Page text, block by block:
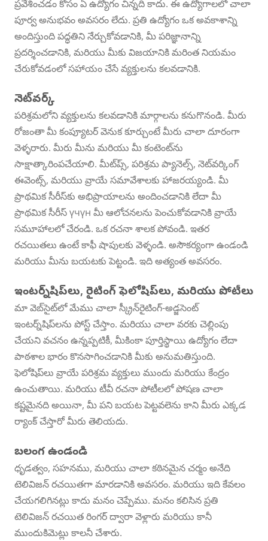
ప్రవేశించడం కోసం ఏ ఉద్యోగం చిన్నది కాదు. ఈ ఉద్యోగాలలో చాలా
పూర్వ అనుభవం అవసరం లేదు. ప్రతి ఉద్యోగం ఒక అవకాశాన్ని
అందిస్తుంది పద్ధతిని నేర్చుకోవడానికి, మీ పరిజ్ఞానాన్ని
ప్రదర్శించడానికి, మరియు మీకు విజయానికి మరింత నియమం
చేరుకోవడంలో సహాయం చేసే వ్యక్తులను కలవడానికి.
నెట్‌వర్క్
పరిశ్రమలోని వ్యక్తులను కలవడానికి మార్గాలను కనుగొనండి. మీరు
రోజంతా మీ కంప్యూటర్ వెనుక కూర్చుంటే మీరు చాలా దూరంగా
వెళ్ళరారు. మీరు మీను మరియు మీ కంటెంట్‌ను
సాక్షాత్కారింపచేయాలి. మీట్‌ప్స్, పరిశ్రమ ప్యానెల్స్, నెట్‌వర్కింగ్
ఈవెంట్స్, మరియు వ్రాయే సమావేశాలకు హాజరయ్యండి. మీ
ప్రాథమిక సీరీస్‌కు అభిప్రాయాలను అందించడానికి లేదా మీ
ప్రాథమిక సీరీస్ үчүн మీ ఆలోచనలను పెంచుకోవడానికి వ్రాయే
సమూహాలలో చేరండి. ఒక రచనా శాలక పోవండి. ఇతర
రచయితలు ఉంటే కాఫీ షాపులకు వెళ్ళండి. అసౌకర్యంగా ఉండండి
మరియు మీను బయటకు పెట్టండి. ఇది అత్యంత అవసరం.
ఇంటర్న్‌షిప్‌లు, రైటింగ్ ఫెలోషిప్‌లు, మరియు పోటీలు
మా వెబ్‌సైట్‌లో మేము చాలా స్క్రీన్‌రైటింగ్-అడ్జసెంట్
ఇంటర్న్‌షిప్‌లను పోస్ట్ చేస్తాం. మరియు చాలా వరకు చెల్లింపు
చేయని వచనం ఉన్నప్పటికీ, మీకింకా పూర్తిస్థాయి ఉద్యోగం లేదా
పాఠశాల భారం కొనసాగించడానికి మీకు అనుమతిస్తుంది.
ఫెలోషిప్‌లు వ్రాయే పరిశ్రమ వ్యక్తులు ముందు మరియు కేంద్రం
ఉంచుతాయి. మరియు టీవీ రచనా పోటీలలో పోషణ చాలా
కష్టమైనది అయినా, మీ పని బయట పెట్టవలెను కాని మీరు ఎక్కడ
ర్యాంక్ చేస్తారో మీరు తెలియదు.
బలంగ ఉండండి
ధృడత్వం, సహనము, మరియు చాలా కఠినమైన చర్మం అనేది
టెలివిజన్ రచయితగా మారడానికి అవసరం. మరియు ఇది కేవలం
చేయగలిగినట్లు కాదు మనం చెప్పేము. మనం కలిసిన ప్రతి
టెలివిజన్ రచయిత రింగర్ ద్వారా వెళ్లారు మరియు కానీ
ముందుకిమెట్లు కాలనీ చేశారు.